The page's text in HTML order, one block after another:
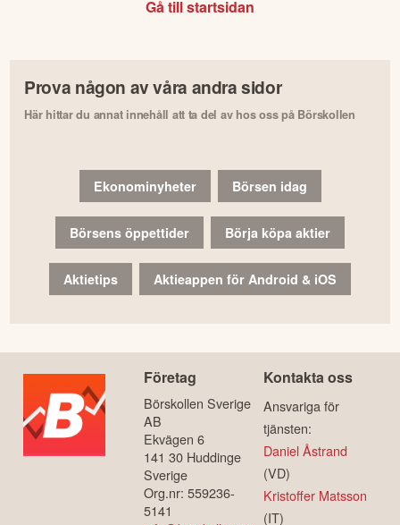
Gå till startsidan
Prova någon av våra andra sidor
Här hittar du annat innehåll att ta del av hos oss på Börskollen
Ekonominyheter Börsen idag
Börsens öppettider Börja köpa aktier
Aktietips Aktieappen för Android & iOS
Företag
Börskollen Sverige
AB
Ekvägen 6
141 30 Huddinge
Sverige
Org.nr: 559236-
5141
Kontakta oss
Ansvariga för
tjänsten:
Daniel Åstrand
(VD)
Kristoffer Matsson
(IT)